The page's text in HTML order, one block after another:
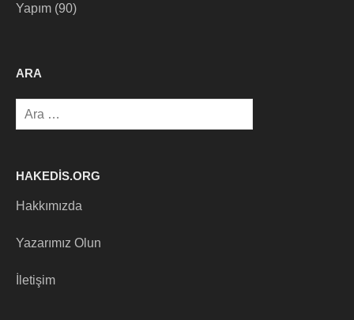
Yapım (90)
ARA
Arama:
HAKEDIS.ORG
Hakkımızda
Yazarımız Olun
İletişim